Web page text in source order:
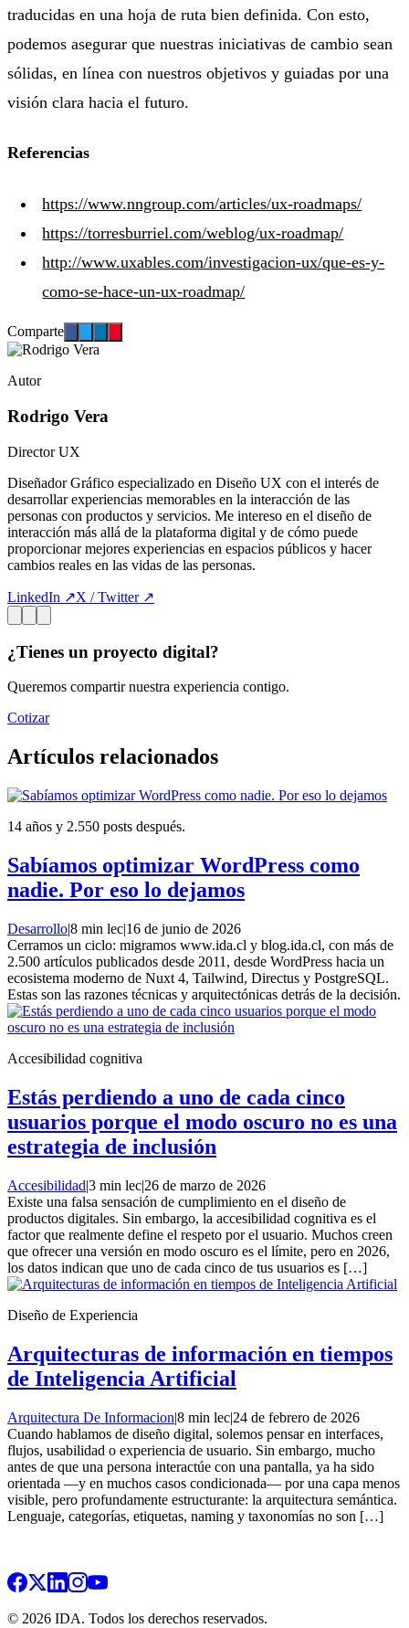
traducidas en una hoja de ruta bien definida. Con esto,
podemos asegurar que nuestras iniciativas de cambio sean
sólidas, en línea con nuestros objetivos y guiadas por una
visión clara hacia el futuro.
Referencias
https://www.nngroup.com/articles/ux-roadmaps/
https://torresburriel.com/weblog/ux-roadmap/
http://www.uxables.com/investigacion-ux/que-es-y-
como-se-hace-un-ux-roadmap/
Comparte
Autor
Rodrigo Vera
Director UX
Diseñador Gráfico especializado en Diseño UX con el interés de
desarrollar experiencias memorables en la interacción de las
personas con productos y servicios. Me intereso en el diseño de
interacción más allá de la plataforma digital y de cómo puede
proporcionar mejores experiencias en espacios públicos y hacer
cambios reales en las vidas de las personas.
LinkedIn ↗X / Twitter ↗
¿Tienes un proyecto digital?
Queremos compartir nuestra experiencia contigo.
Cotizar
Artículos relacionados
14 años y 2.550 posts después.
Sabíamos optimizar WordPress como
nadie. Por eso lo dejamos
Desarrollo|8 min lec|16 de junio de 2026
Cerramos un ciclo: migramos www.ida.cl y blog.ida.cl, con más de
2.500 artículos publicados desde 2011, desde WordPress hacia un
ecosistema moderno de Nuxt 4, Tailwind, Directus y PostgreSQL.
Estas son las razones técnicas y arquitectónicas detrás de la decisión.
Accesibilidad cognitiva
Estás perdiendo a uno de cada cinco
usuarios porque el modo oscuro no es una
estrategia de inclusión
Accesibilidad|3 min lec|26 de marzo de 2026
Existe una falsa sensación de cumplimiento en el diseño de
productos digitales. Sin embargo, la accesibilidad cognitiva es el
factor que realmente define el respeto por el usuario. Muchos creen
que ofrecer una versión en modo oscuro es el límite, pero en 2026,
los datos indican que uno de cada cinco de tus usuarios es […]
Diseño de Experiencia
Arquitecturas de información en tiempos
de Inteligencia Artificial
Arquitectura De Informacion|8 min lec|24 de febrero de 2026
Cuando hablamos de diseño digital, solemos pensar en interfaces,
flujos, usabilidad o experiencia de usuario. Sin embargo, mucho
antes de que una persona interactúe con una pantalla, ya ha sido
orientada —y en muchos casos condicionada— por una capa menos
visible, pero profundamente estructurante: la arquitectura semántica.
Lenguaje, categorías, etiquetas, naming y taxonomías no son […]
© 2026 IDA. Todos los derechos reservados.